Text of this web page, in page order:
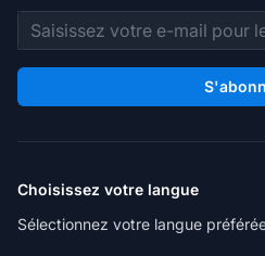
Adresse e-mail
Choisissez votre langue
Sélectionnez votre langue